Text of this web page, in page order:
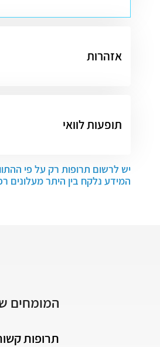
אזהרות
תופעות לוואי
יש לרשום תרופות רק על פי
המידע נלקח בין היתר מעלונים
המומחים
תרופות